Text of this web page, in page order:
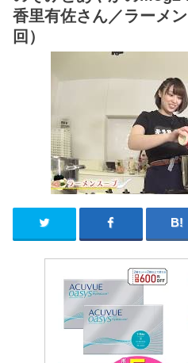
香里有佐さん／ラーメ
回）